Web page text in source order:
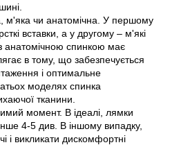
м'яка чи анатомічна. У першому
вставки, а у другому – м'які
анатомічною спинкою має
в тому, що забезпечується
і оптимальне
моделях спинка
тканини.
момент. В ідеалі, лямки
4-5 див. В іншому випадку,
і викликати дискомфортні